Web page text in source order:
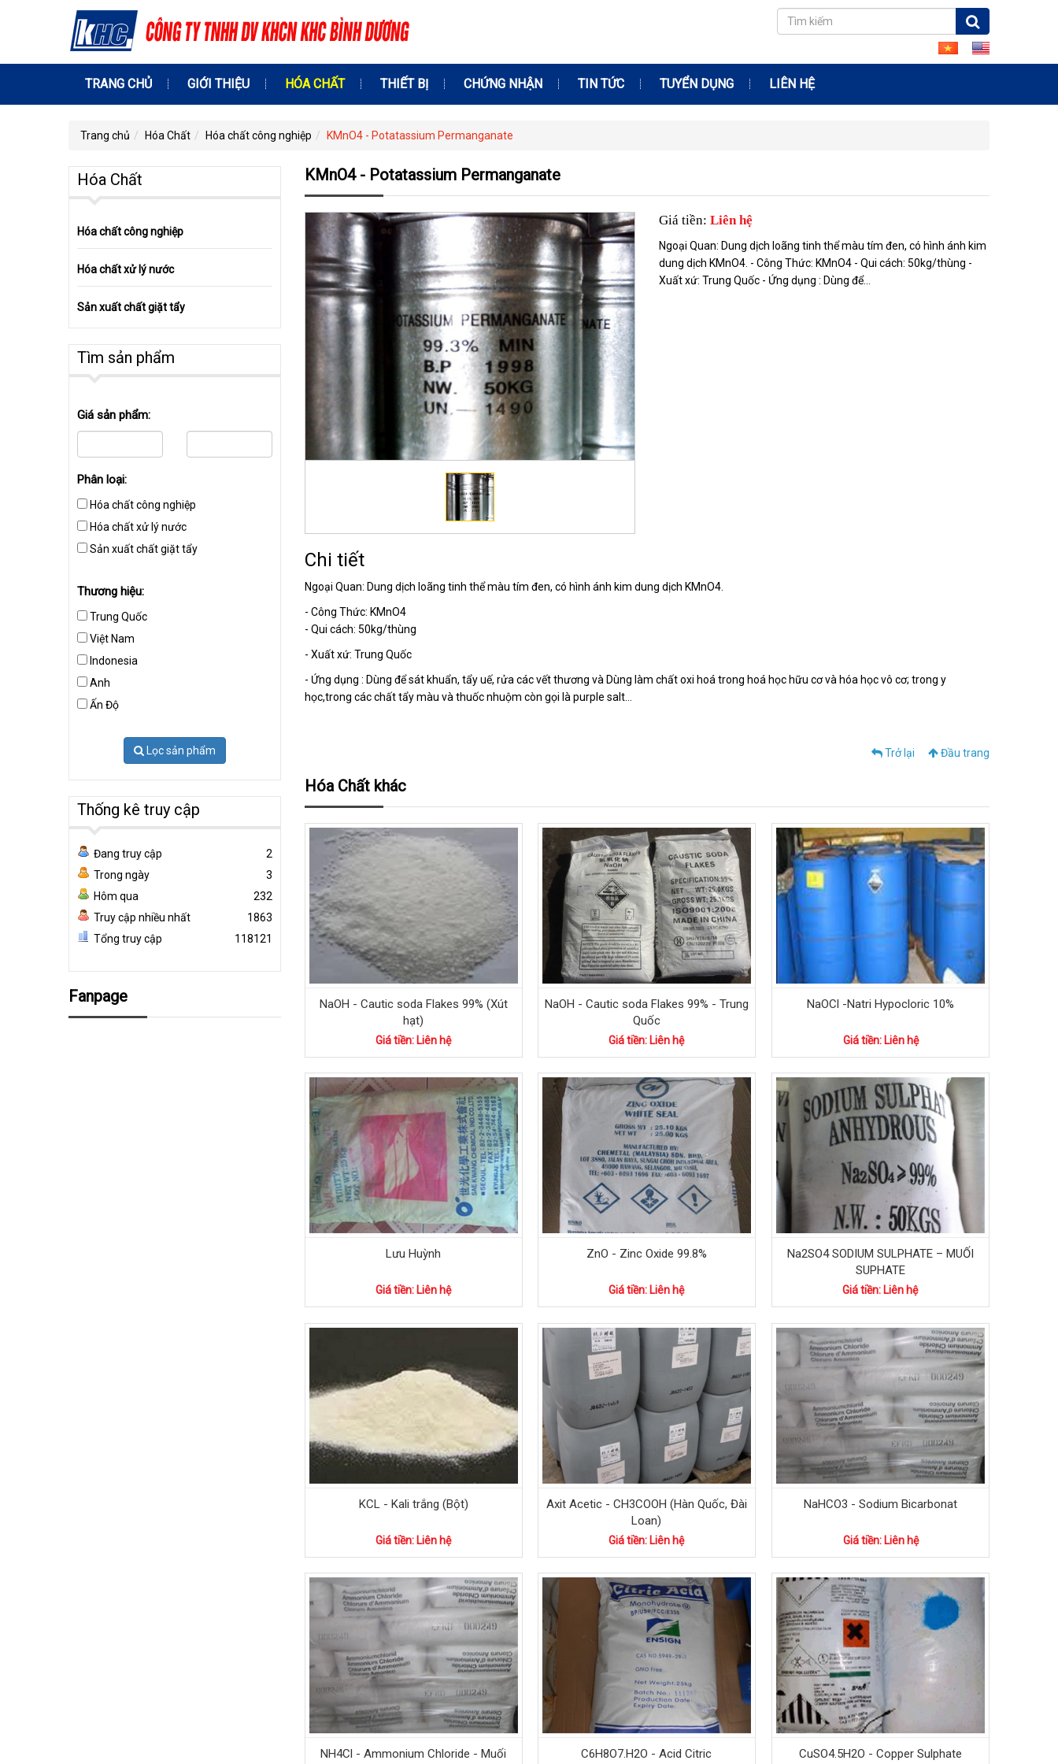
TRANG CHỦ GIỚI THIỆU HÓA CHẤT THIẾT BỊ CHỨNG NHẬN TIN TỨC TUYỂN DỤNG LIÊN HỆ
Trang chủ Hóa Chất Hóa chất công nghiệp KMnO4 - Potatassium Permanganate
KMnO4 - Potatassium Permanganate
Giá tiền: Liên hệ
Ngoại Quan: Dung dịch loãng tinh thể màu tím đen, có hình ánh kim
dung dịch KMnO4. - Công Thức: KMnO4 - Qui cách: 50kg/thùng -
Xuất xứ: Trung Quốc - Ứng dụng : Dùng để...
Chi tiết
Ngoại Quan: Dung dịch loãng tinh thể màu tím đen, có hình ánh kim dung dịch KMnO4.
- Công Thức: KMnO4
- Qui cách: 50kg/thùng
- Xuất xứ: Trung Quốc
- Ứng dụng : Dùng để sát khuẩn, tẩy uế, rửa các vết thương và Dùng làm chất oxi hoá trong hoá học hữu cơ và hóa học vô cơ; trong y
học,trong các chất tẩy màu và thuốc nhuộm còn gọi là purple salt…
Trở lại Đầu trang
Hóa Chất khác
NaOH - Cautic soda Flakes 99% (Xút
hạt)
Giá tiền: Liên hệ
NaOH - Cautic soda Flakes 99% - Trung
Quốc
Giá tiền: Liên hệ
NaOCl -Natri Hypocloric 10%
Giá tiền: Liên hệ
Lưu Huỳnh
Giá tiền: Liên hệ
ZnO - Zinc Oxide 99.8%
Giá tiền: Liên hệ
Na2SO4 SODIUM SULPHATE – MUỐI
SUPHATE
Giá tiền: Liên hệ
KCL - Kali trắng (Bột)
Giá tiền: Liên hệ
Axit Acetic - CH3COOH (Hàn Quốc, Đài
Loan)
Giá tiền: Liên hệ
NaHCO3 - Sodium Bicarbonat
Giá tiền: Liên hệ
NH4Cl - Ammonium Chloride - Muối
C6H8O7.H2O - Acid Citric
CuSO4.5H2O - Copper Sulphate
Hóa Chất
Hóa chất công nghiệp
Hóa chất xử lý nước
Sản xuất chất giặt tẩy
Tìm sản phẩm
Giá sản phẩm:
Phân loại:
Hóa chất công nghiệp
Hóa chất xử lý nước
Sản xuất chất giặt tẩy
Thương hiệu:
Trung Quốc
Việt Nam
Indonesia
Anh
Ấn Độ
Lọc sản phẩm
Thống kê truy cập
Đang truy cập
2
Trong ngày
3
Hôm qua
232
Truy cập nhiều nhất
1863
Tổng truy cập
118121
Fanpage